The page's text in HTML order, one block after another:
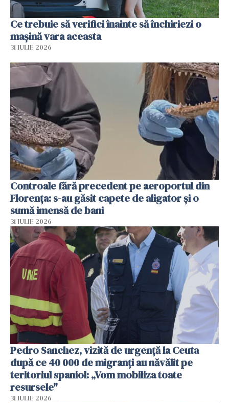
Ce trebuie să verifici înainte să închiriezi o
mașină vara aceasta
31 IULIE 2026
Controale fără precedent pe aeroportul din
Florența: s-au găsit capete de aligator și o
sumă imensă de bani
31 IULIE 2026
Pedro Sanchez, vizită de urgență la Ceuta
după ce 40 000 de migranți au năvălit pe
teritoriul spaniol: „Vom mobiliza toate
resursele"
31 IULIE 2026